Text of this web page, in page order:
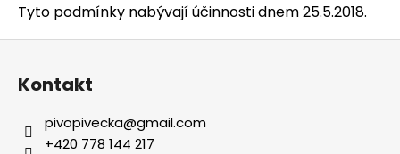
Tyto podmínky nabývají účinnosti dnem 25.5.2018.
Z
Kontakt
pivopivecka@gmail.com
+420 778 144 217